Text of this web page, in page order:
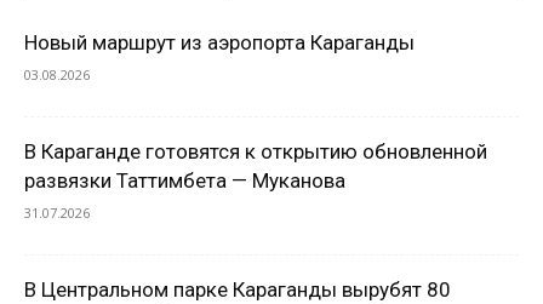
Новый маршрут из аэропорта Караганды
03.08.2026
В Караганде готовятся к открытию обновленной
развязки Таттимбета — Муканова
31.07.2026
В Центральном парке Караганды вырубят 80